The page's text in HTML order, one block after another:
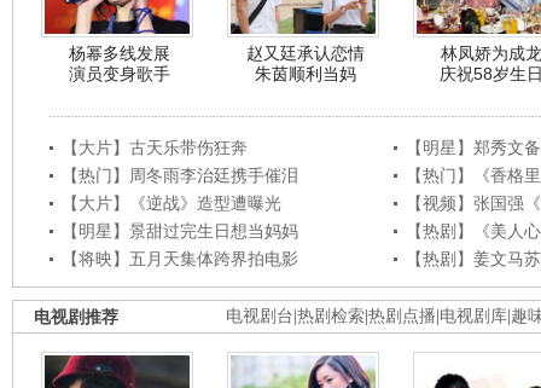
杨幂多线发展
演员变身歌手
赵又廷承认恋情
朱茵顺利当妈
林凤娇为成龙
庆祝58岁生
【大片】古天乐带伤狂奔
【明星】郑秀文
【热门】周冬雨李治廷携手催泪
【热门】《香格
【大片】《逆战》造型遭曝光
【视频】张国强
【明星】景甜过完生日想当妈妈
【热剧】《美人
【将映】五月天集体跨界拍电影
【热剧】姜文马
电视剧台 热剧检索 热剧点播 电视剧库 趣
电视剧推荐